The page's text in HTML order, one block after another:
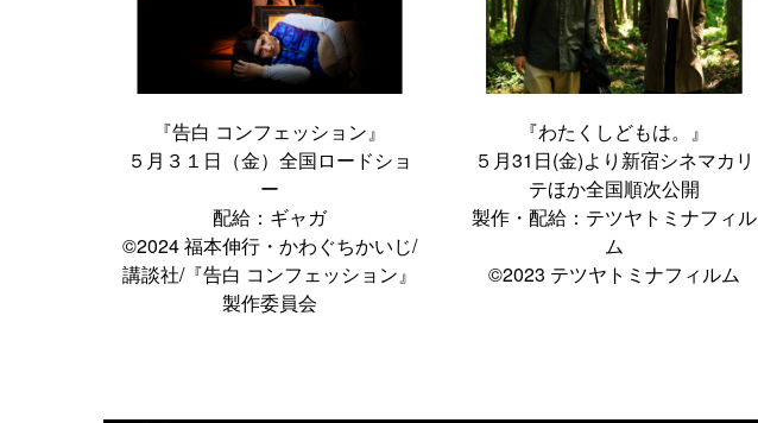
『告白 コンフェッション』
５月３１日（金）全国ロードショ
ー
配給：ギャガ
©2024 福本伸行・かわぐちかいじ/
講談社/『告白 コンフェッション』
製作委員会
『わたくしどもは。』
５月31日(金)より新宿シネマカリ
テほか全国順次公開
製作・配給：テツヤトミナフィル
ム
©2023 テツヤトミナフィルム